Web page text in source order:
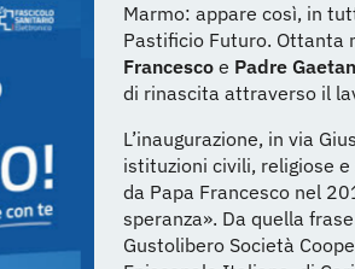
Marmo: appare così, in
Pastificio Futuro. Ottanta
Francesco e Padre
di rinascita attraverso il
L’inaugurazione, in via
istituzioni civili, religiose e
da Papa Francesco nel
speranza». Da quella
Gustolibero Società